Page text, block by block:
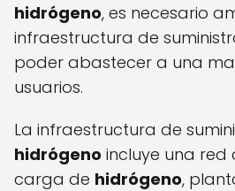
hidrógeno, es necesario
infraestructura de
poder abastecer a una
usuarios.
La infraestructura de
hidrógeno incluye una red
carga de hidrógeno,